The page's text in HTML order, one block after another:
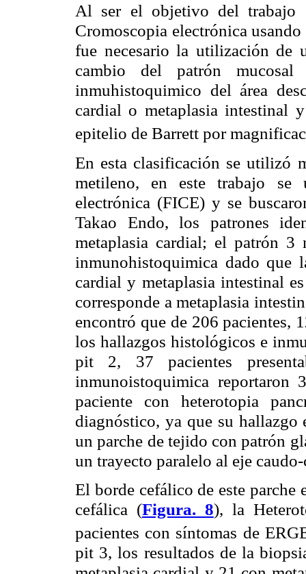
Al ser el objetivo del trabajo
Cromoscopia electrónica
fue necesario la utilización de
cambio del patrón
inmuhistoquimico del área
cardial o metaplasia intestinal
epitelio de Barrett por
En esta clasificación se utilizó
metileno, en este trabajo se
electrónica (FICE) y se
Takao Endo, los patrones
metaplasia cardial; el patrón 3
inmunohistoquimica dado que
cardial y metaplasia intestinal
corresponde a metaplasia
encontró que de 206 pacientes,
los hallazgos histológicos e
pit 2, 37 pacientes
inmunoistoquimica reportaron
paciente con heterotopia
diagnóstico, ya que su hallazgo
un parche de tejido con patrón
un trayecto paralelo al eje
El borde cefálico de este
cefálica (Figura. 8), la
pacientes con síntomas de
pit 3, los resultados de la